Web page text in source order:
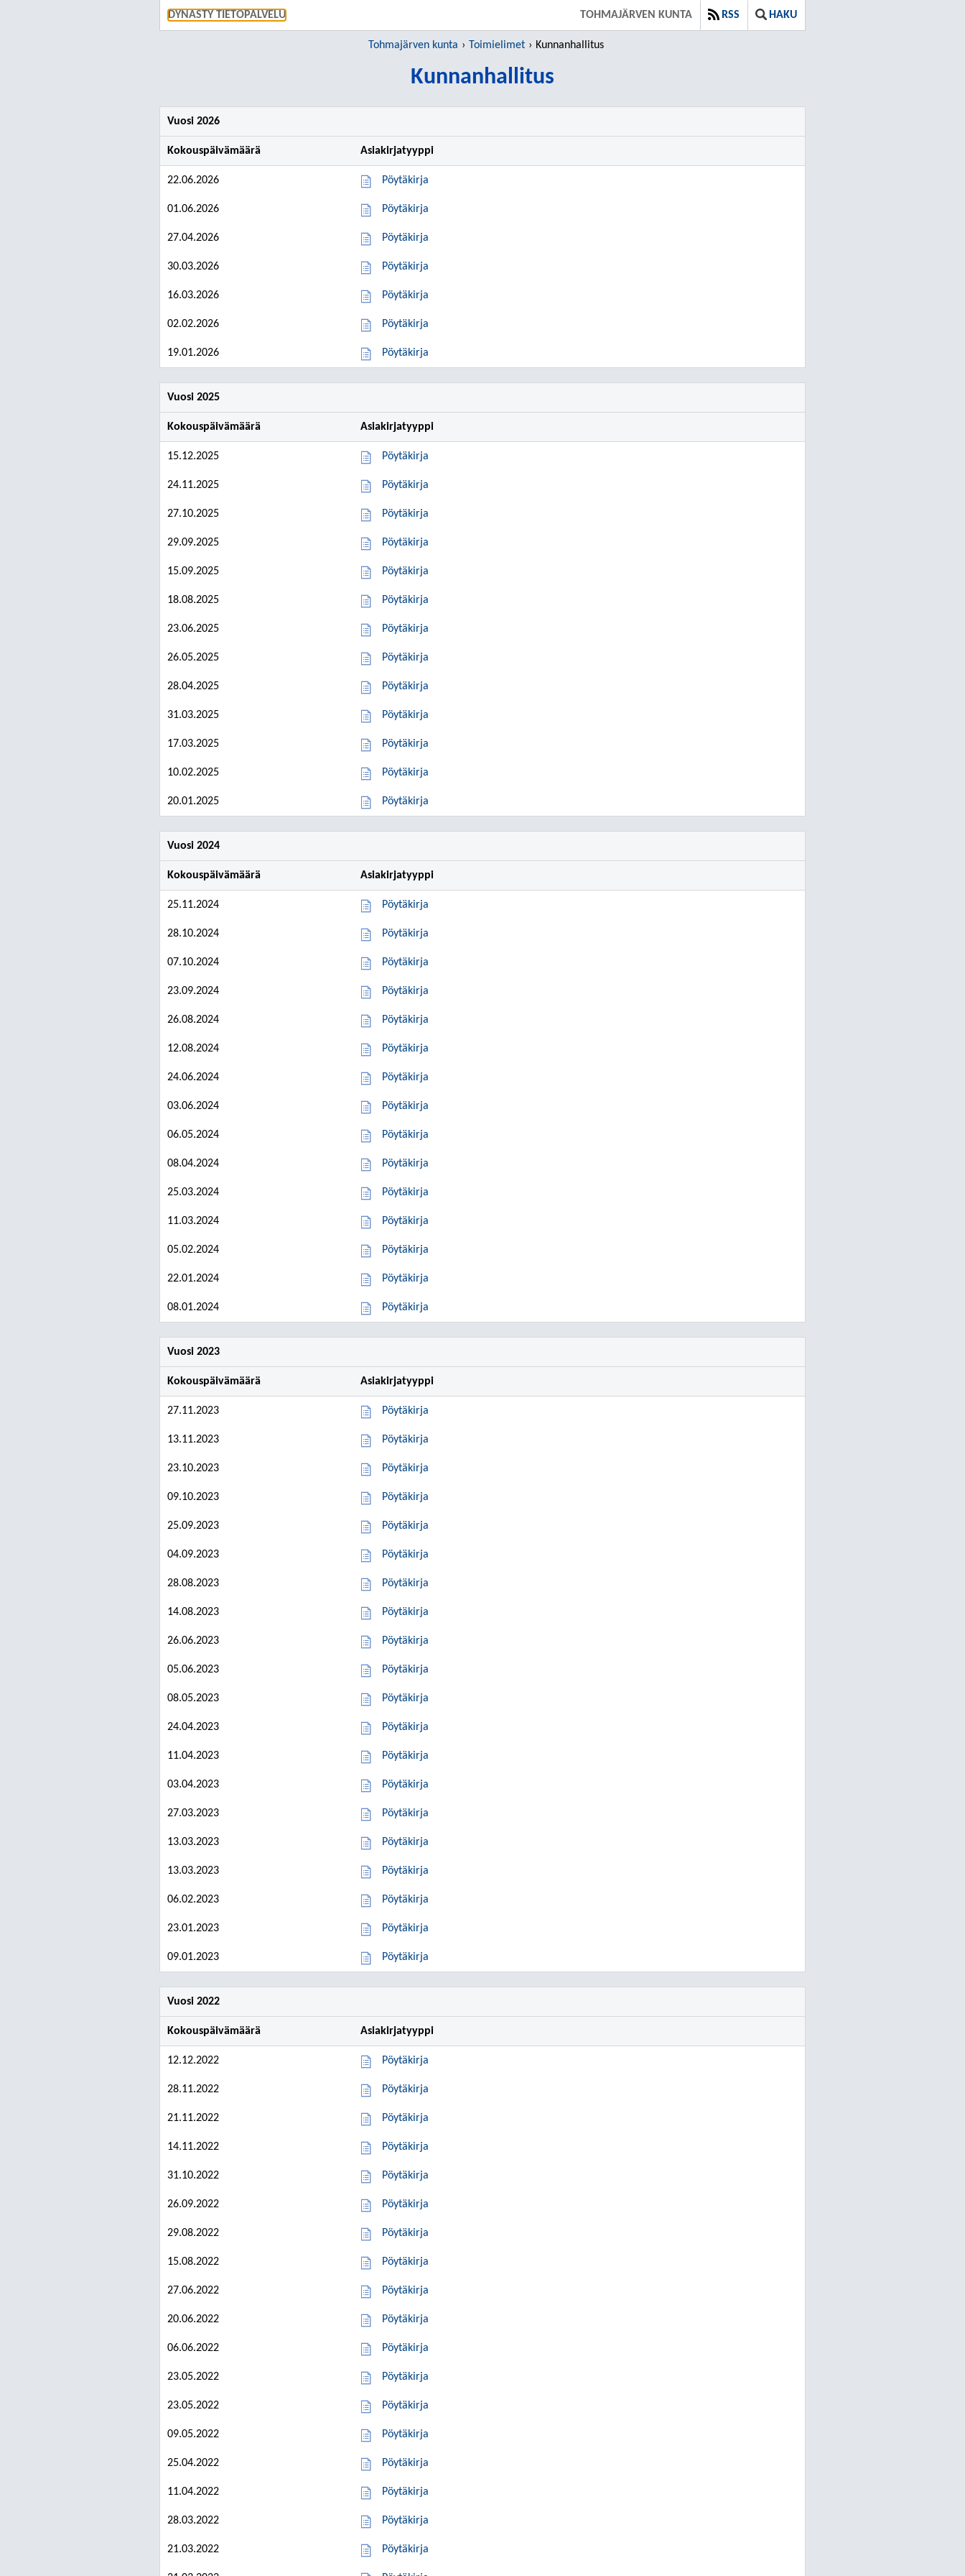
DYNASTY TIETOPALVELU TOHMAJÄRVEN KUNTA RSS HAKU
Tohmajärven kunta Toimielimet Kunnanhallitus
Kunnanhallitus
Vuosi 2026
Kokouspäivämäärä Asiakirjatyyppi
22.06.2026 Pöytäkirja
01.06.2026 Pöytäkirja
27.04.2026 Pöytäkirja
30.03.2026 Pöytäkirja
16.03.2026 Pöytäkirja
02.02.2026 Pöytäkirja
19.01.2026 Pöytäkirja
Vuosi 2025
Kokouspäivämäärä Asiakirjatyyppi
15.12.2025 Pöytäkirja
24.11.2025 Pöytäkirja
27.10.2025 Pöytäkirja
29.09.2025 Pöytäkirja
15.09.2025 Pöytäkirja
18.08.2025 Pöytäkirja
23.06.2025 Pöytäkirja
26.05.2025 Pöytäkirja
28.04.2025 Pöytäkirja
31.03.2025 Pöytäkirja
17.03.2025 Pöytäkirja
10.02.2025 Pöytäkirja
20.01.2025 Pöytäkirja
Vuosi 2024
Kokouspäivämäärä Asiakirjatyyppi
25.11.2024 Pöytäkirja
28.10.2024 Pöytäkirja
07.10.2024 Pöytäkirja
23.09.2024 Pöytäkirja
26.08.2024 Pöytäkirja
12.08.2024 Pöytäkirja
24.06.2024 Pöytäkirja
03.06.2024 Pöytäkirja
06.05.2024 Pöytäkirja
08.04.2024 Pöytäkirja
25.03.2024 Pöytäkirja
11.03.2024 Pöytäkirja
05.02.2024 Pöytäkirja
22.01.2024 Pöytäkirja
08.01.2024 Pöytäkirja
Vuosi 2023
Kokouspäivämäärä Asiakirjatyyppi
27.11.2023 Pöytäkirja
13.11.2023 Pöytäkirja
23.10.2023 Pöytäkirja
09.10.2023 Pöytäkirja
25.09.2023 Pöytäkirja
04.09.2023 Pöytäkirja
28.08.2023 Pöytäkirja
14.08.2023 Pöytäkirja
26.06.2023 Pöytäkirja
05.06.2023 Pöytäkirja
08.05.2023 Pöytäkirja
24.04.2023 Pöytäkirja
11.04.2023 Pöytäkirja
03.04.2023 Pöytäkirja
27.03.2023 Pöytäkirja
13.03.2023 Pöytäkirja
13.03.2023 Pöytäkirja
06.02.2023 Pöytäkirja
23.01.2023 Pöytäkirja
09.01.2023 Pöytäkirja
Vuosi 2022
Kokouspäivämäärä Asiakirjatyyppi
12.12.2022 Pöytäkirja
28.11.2022 Pöytäkirja
21.11.2022 Pöytäkirja
14.11.2022 Pöytäkirja
31.10.2022 Pöytäkirja
26.09.2022 Pöytäkirja
29.08.2022 Pöytäkirja
15.08.2022 Pöytäkirja
27.06.2022 Pöytäkirja
20.06.2022 Pöytäkirja
06.06.2022 Pöytäkirja
23.05.2022 Pöytäkirja
23.05.2022 Pöytäkirja
09.05.2022 Pöytäkirja
25.04.2022 Pöytäkirja
11.04.2022 Pöytäkirja
28.03.2022 Pöytäkirja
21.03.2022 Pöytäkirja